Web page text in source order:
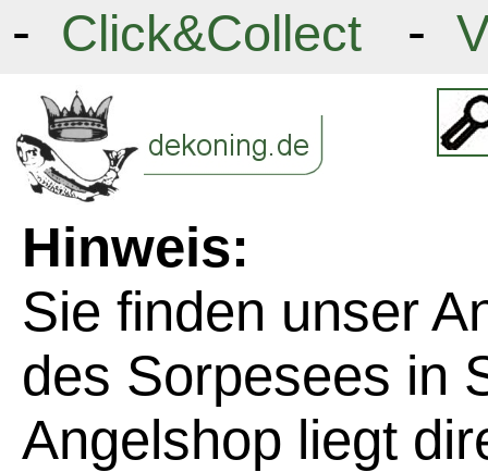
- Click&Collect -
Hinweis:
Sie finden unser
des Sorpesees in
Angelshop liegt